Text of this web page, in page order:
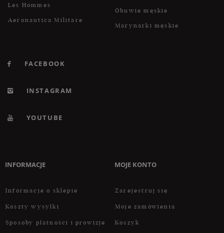
Les Hommes
Aeronautica Militare
Obuwie męskie
Marynarki męskie
FACEBOOK
INSTAGRAM
YOUTUBE
INFORMACJE
Informacje o sklepie
Koszty wysyłki
Sposoby płatności i prowizje
MOJE KONTO
Zarejestruj się
Moje zamówienia
Koszyk